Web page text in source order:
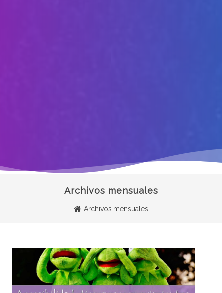
Archivos mensuales
Archivos mensuales